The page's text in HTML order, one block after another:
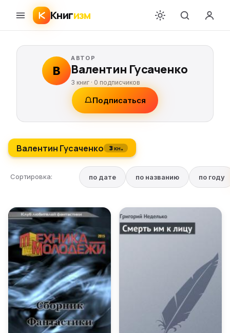
Книгизм
В
АВТОР
Валентин Гусаченко
3 книг · 0 подписчиков
Подписаться
Валентин Гусаченко 3 кн.
Сортировка: по дате по названию по году